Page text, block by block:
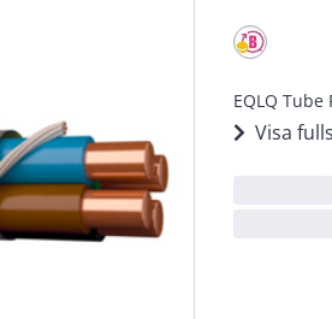
EQLQ Tube
Visa